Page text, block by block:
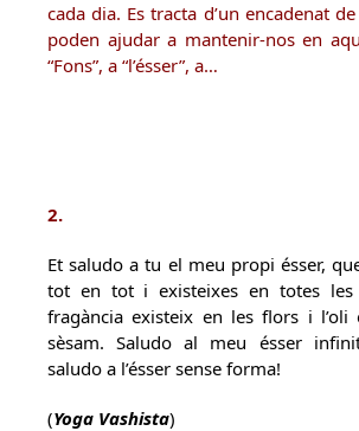
cada dia. Es tracta d’un encadenat
poden ajudar a mantenir-nos en
“Fons”, a “l’ésser”, a…
2.
Et saludo a tu el meu propi ésser,
tot en tot i existeixes en totes les
fragància existeix en les flors i
sèsam. Saludo al meu ésser
saludo a l’ésser sense forma!
(Yoga Vashista)